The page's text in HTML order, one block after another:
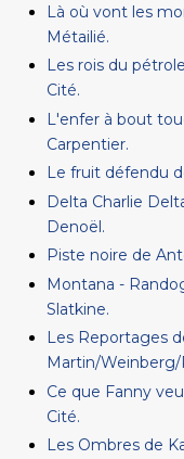
Là où vont les
Métailié.
Les rois du
Cité.
L'enfer à bout
Carpentier.
Le fruit défendu
Delta Charlie
Denoël.
Piste noire de
Montana -
Slatkine.
Les Reportages
Martin/
Ce que Fanny
Cité.
Les Ombres de